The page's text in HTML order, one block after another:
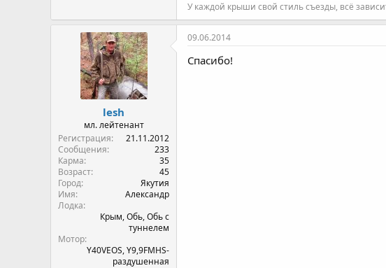
У каждой крыши свой стиль съезды, всё
lesh
мл. лейтенант
Регистрация
21.11.2012
Сообщения
233
Карма
35
Возраст
45
Город
Якутия
Имя
Александр
Лодка
Крым, Обь, Обь с
туннелем
Мотор
Y40VEOS, Y9,9FMHS-
раздушенная
09.06.2014
Спасибо!